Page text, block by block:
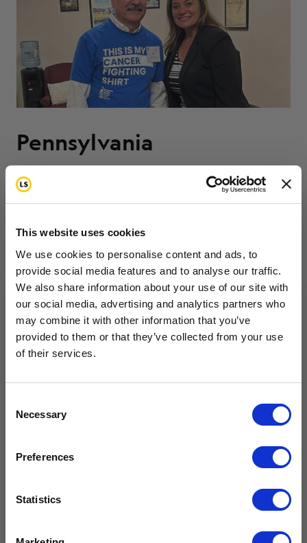
This website uses cookies
We use cookies to personalise content and ads, to
provide social media features and to analyse our traffic.
We also share information about your use of our site with
our social media, advertising and analytics partners who
may combine it with other information that you’ve
provided to them or that they’ve collected from your use
of their services.
Selection
Necessary
Preferences
Statistics
Pennsylvania
Los abogados Nick DiGiuseppe, CristinaLeung y
JeffThomas asistióDía de Acción contra el Cáncer
familiar paga (HB 200), el acceso a exámenes de
detección de cáncer de próstata (HB 281) y la mejora
de las pruebas de diagnóstico (HB 433).
Descubre más
defensor
Want to hear from us?
Tell us how you are conencted to cancer
I am a survivor who has completed treatment.